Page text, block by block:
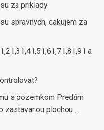
za priklady
spravnych, dakujem za
a
s pozemkom Predám
zastavanou plochou ...